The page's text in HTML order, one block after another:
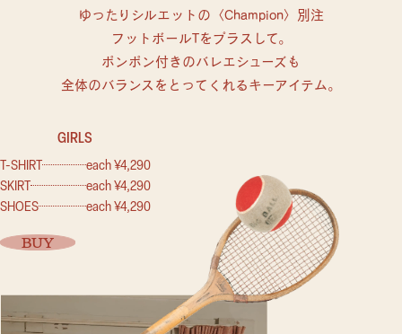
ゆったりシルエットの〈Champion〉別注
フットボールTをプラスして。
ポンポン付きのバレエシューズも
全体のバランスをとってくれるキーアイテム。
GIRLS
T-SHIRT
each ¥4,290
SKIRT
each ¥4,290
SHOES
each ¥4,290
BUY